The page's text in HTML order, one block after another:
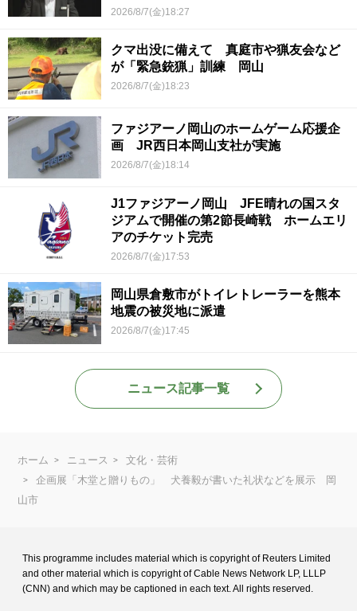
2026/8/7(金)18:27
クマ出没に備えて 真庭市や猟友会など
が「緊急銃猟」訓練 岡山
2026/8/7(金)18:23
ファジアーノ岡山のホームゲーム応援企
画 JR西日本岡山支社が実施
2026/8/7(金)18:14
J1ファジアーノ岡山 JFE晴れの国スタ
ジアムで開催の第2節長崎戦 ホームエリ
アのチケット完売
2026/8/7(金)17:53
岡山県倉敷市がトイレトレーラーを熊本
地震の被災地に派遣
2026/8/7(金)17:45
ニュース記事一覧
ホーム ニュース
文化・芸術
企画展「木堂と贈りもの」 犬養毅が書いた礼状などを展示 岡
山市
This programme includes material which is copyright of Reuters Limited
and other material which is copyright of Cable News Network LP, LLLP
(CNN) and which may be captioned in each text. All rights reserved.